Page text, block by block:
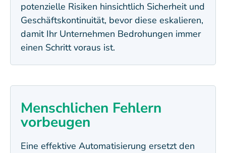
potenzielle Risiken hinsichtlich Sicherheit und
Geschäftskontinuität, bevor diese eskalieren,
damit Ihr Unternehmen Bedrohungen immer
einen Schritt voraus ist.
Menschlichen Fehlern
vorbeugen
Eine effektive Automatisierung ersetzt den